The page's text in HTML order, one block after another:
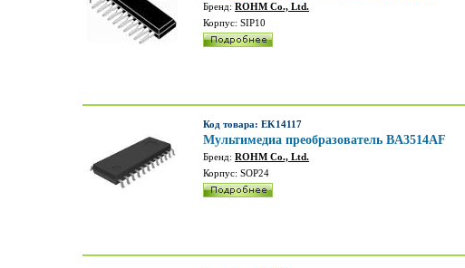
Бренд: ROHM Co., Ltd.
Корпус: SIP10
Код товара: EK14117
Мультимедиа преобразователь BA3514AF
Бренд: ROHM Co., Ltd.
Корпус: SOP24